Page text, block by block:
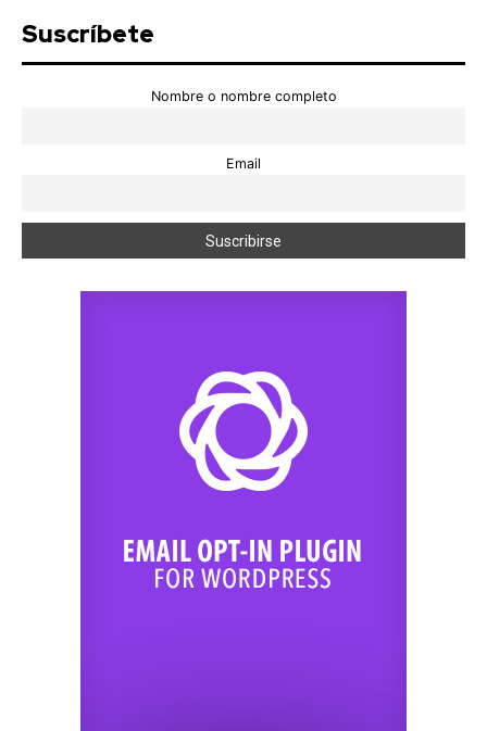
Suscríbete
Nombre o nombre completo
Email